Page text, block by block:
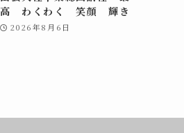
高 わくわく 笑顔 輝き
2026年8月6日